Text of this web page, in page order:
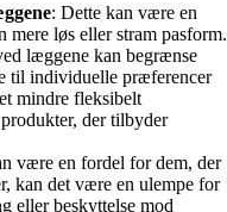
: Dette kan være en
løs eller stram pasform.
læggene kan begrænse
til individuelle præferencer
mindre fleksibelt
der tilbyder
være en fordel for dem, der
kan det være en ulempe for
eller beskyttelse mod